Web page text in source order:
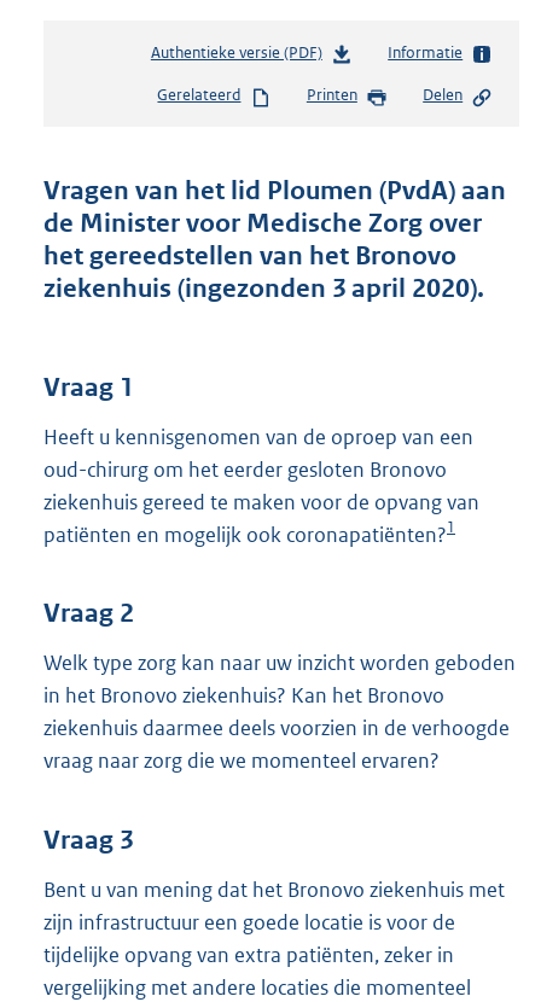
Authentieke versie (PDF)b
s
d
s
g
r
:
5
K
b
Informatie
Gerelateerd Printen Delen
Vragen van het lid Ploumen (PvdA) aan
de Minister voor Medische Zorg over
het gereedstellen van het Bronovo
ziekenhuis (ingezonden 3 april 2020).
Vraag 1
Heeft u kennisgenomen van de oproep van een
oud-chirurg om het eerder gesloten Bronovo
ziekenhuis gereed te maken voor de opvang van
patiënten en mogelijk ook coronapatiënten?1
Vraag 2
Welk type zorg kan naar uw inzicht worden geboden
in het Bronovo ziekenhuis? Kan het Bronovo
ziekenhuis daarmee deels voorzien in de verhoogde
vraag naar zorg die we momenteel ervaren?
Vraag 3
Bent u van mening dat het Bronovo ziekenhuis met
zijn infrastructuur een goede locatie is voor de
tijdelijke opvang van extra patiënten, zeker in
vergelijking met andere locaties die momenteel